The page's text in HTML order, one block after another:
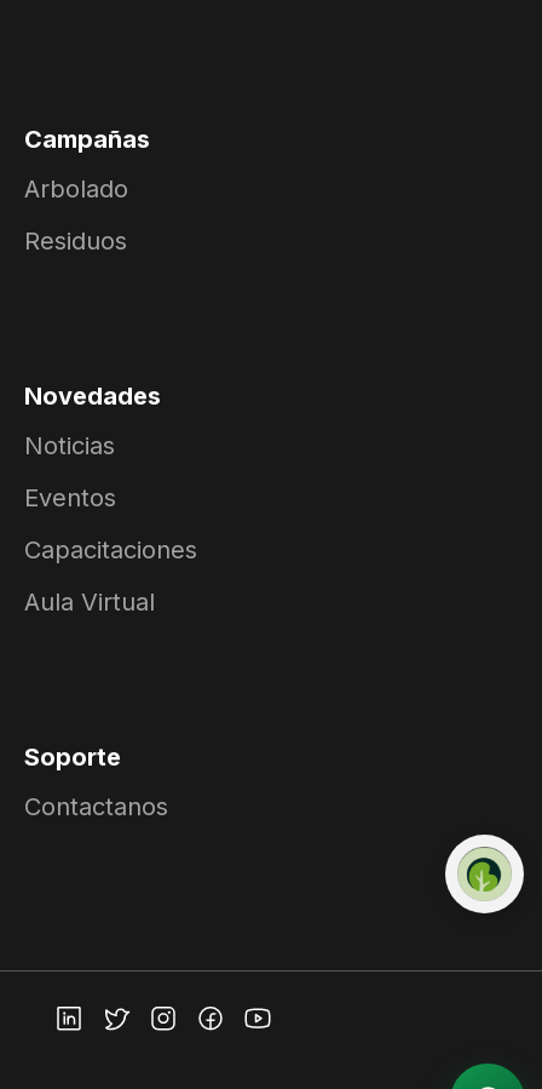
Campañas
Arbolado
Residuos
Novedades
Noticias
Eventos
Capacitaciones
Aula Virtual
Soporte
Contactanos